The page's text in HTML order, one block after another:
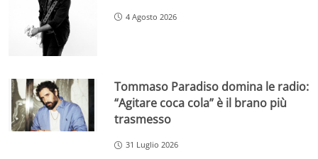
4 Agosto 2026
Tommaso Paradiso domina le radio:
“Agitare coca cola” è il brano più
trasmesso
31 Luglio 2026